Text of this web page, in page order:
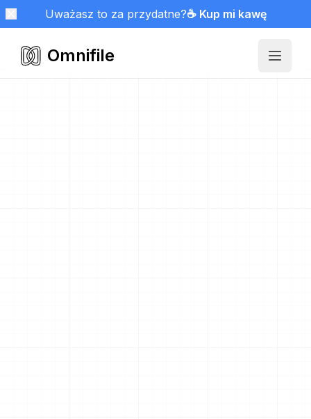
Uważasz to za przydatne?☕ Kup mi kawę
Omnifile